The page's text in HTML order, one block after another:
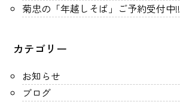
菊忠の「年越しそば」ご予約受付中!!
カテゴリー
お知らせ
ブログ